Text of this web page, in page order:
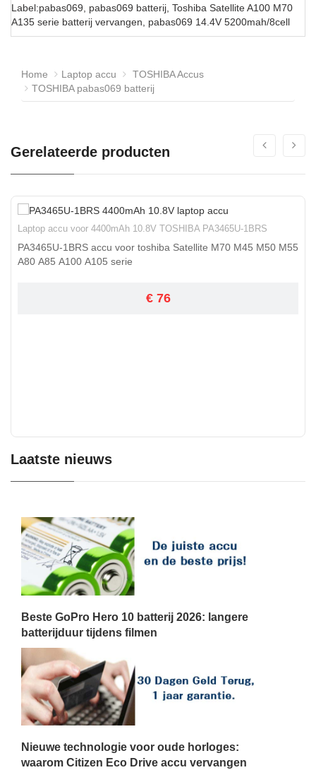
Label:pabas069, pabas069 batterij, Toshiba Satellite A100 M70
A135 serie batterij vervangen, pabas069 14.4V 5200mah/8cell
Home Laptop accu
TOSHIBA Accus
TOSHIBA pabas069 batterij
Gerelateerde producten
Laptop accu voor 4400mAh 10.8V TOSHIBA PA3465U-1BRS
PA3465U-1BRS accu voor toshiba Satellite M70 M45 M50 M55
A80 A85 A100 A105 serie
€ 76
Laatste nieuws
Beste GoPro Hero 10 batterij 2026: langere
batterijduur tijdens filmen
Nieuwe technologie voor oude horloges:
waarom Citizen Eco Drive accu vervangen